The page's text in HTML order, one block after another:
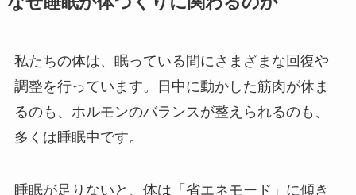
私たちの体は、眠っている間にさまざまな回復や
調整を行っています。日中に動かした筋肉が休ま
るのも、ホルモンのバランスが整えられるのも、
多くは睡眠中です。
睡眠が足りないと、体は「省エネモード」に傾き